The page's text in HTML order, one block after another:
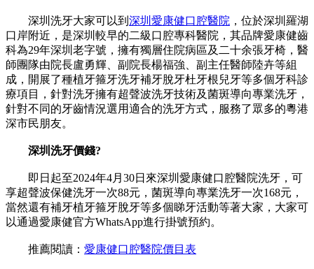
深圳洗牙大家可以到 深圳愛康健口腔醫院 ，位於深圳羅湖
口岸附近，是深圳較早的二級口腔專科醫院，其品牌愛康健齒
科為29年深圳老字號，擁有獨層住院病區及二十余張牙椅，醫
師團隊由院長盧勇輝、副院長楊福強、副主任醫師陸卉等組
成，開展了種植牙箍牙洗牙補牙脫牙杜牙根兒牙等多個牙科診
療項目，針對洗牙擁有超聲波洗牙技術及菌斑導向專業洗牙，
針對不同的牙齒情況選用適合的洗牙方式，服務了眾多的粵港
深市民朋友。
深圳洗牙價錢?
即日起至2024年4月30日來深圳愛康健口腔醫院洗牙，可
享超聲波保健洗牙一次88元，菌斑導向專業洗牙一次168元，
當然還有補牙植牙箍牙脫牙等多個睇牙活動等著大家，大家可
以通過愛康健官方WhatsApp進行掛號預約。
推薦閱讀： 愛康健口腔醫院價目表